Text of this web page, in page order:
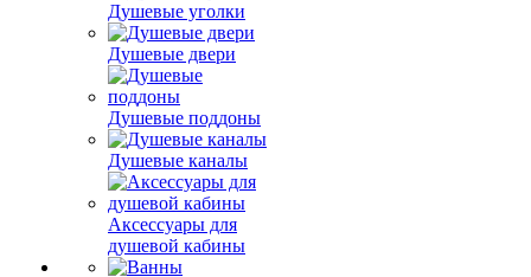
Душевые уголки
Душевые двери
Душевые поддоны
Душевые каналы
Аксессуары для
душевой кабины